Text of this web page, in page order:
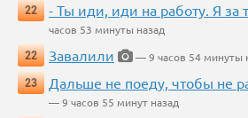
22
- Ты иди, иди на работу. Я за
часов 53 минуты назад
22
Завалили
— 9 часов 54 минуты
23
Дальше не поеду, чтобы не
— 9 часов 55 минут назад